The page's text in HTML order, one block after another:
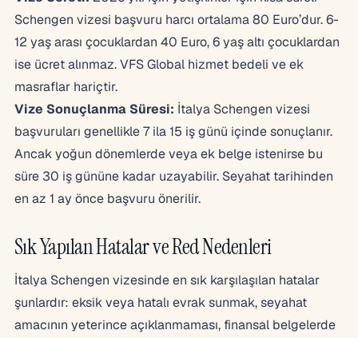
Schengen vizesi başvuru harcı ortalama 80 Euro’dur. 6-
12 yaş arası çocuklardan 40 Euro, 6 yaş altı çocuklardan
ise ücret alınmaz. VFS Global hizmet bedeli ve ek
masraflar hariçtir.
Vize Sonuçlanma Süresi: İtalya Schengen vizesi
başvuruları genellikle 7 ila 15 iş günü içinde sonuçlanır.
Ancak yoğun dönemlerde veya ek belge istenirse bu
süre 30 iş gününe kadar uzayabilir. Seyahat tarihinden
en az 1 ay önce başvuru önerilir.
Sık Yapılan Hatalar ve Red Nedenleri
İtalya Schengen vizesinde en sık karşılaşılan hatalar
şunlardır: eksik veya hatalı evrak sunmak, seyahat
amacının yeterince açıklanmaması, finansal belgelerde